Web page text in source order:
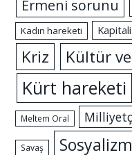
Ermeni sorunu
Kadın hareketi
Kriz Kültür
Kürt hareketi
Meltem Oral
Savaş